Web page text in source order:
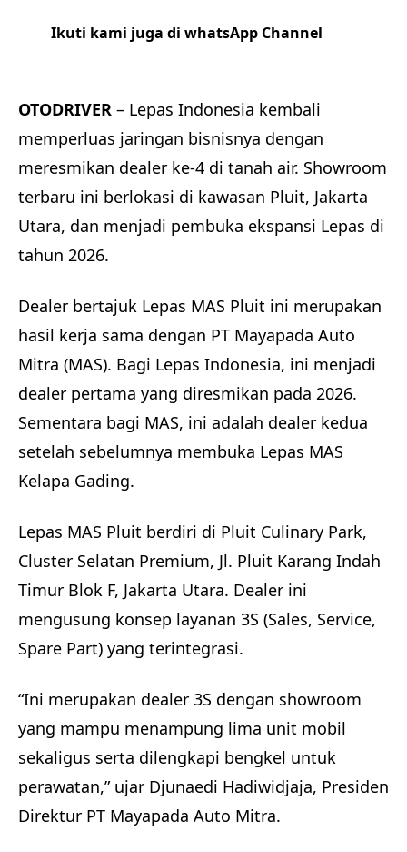
Ikuti kami juga di whatsApp Channel
OTODRIVER – Lepas Indonesia kembali
memperluas jaringan bisnisnya dengan
meresmikan dealer ke-4 di tanah air. Showroom
terbaru ini berlokasi di kawasan Pluit, Jakarta
Utara, dan menjadi pembuka ekspansi Lepas di
tahun 2026.
Dealer bertajuk Lepas MAS Pluit ini merupakan
hasil kerja sama dengan PT Mayapada Auto
Mitra (MAS). Bagi Lepas Indonesia, ini menjadi
dealer pertama yang diresmikan pada 2026.
Sementara bagi MAS, ini adalah dealer kedua
setelah sebelumnya membuka Lepas MAS
Kelapa Gading.
Lepas MAS Pluit berdiri di Pluit Culinary Park,
Cluster Selatan Premium, Jl. Pluit Karang Indah
Timur Blok F, Jakarta Utara. Dealer ini
mengusung konsep layanan 3S (Sales, Service,
Spare Part) yang terintegrasi.
“Ini merupakan dealer 3S dengan showroom
yang mampu menampung lima unit mobil
sekaligus serta dilengkapi bengkel untuk
perawatan,” ujar Djunaedi Hadiwidjaja, Presiden
Direktur PT Mayapada Auto Mitra.